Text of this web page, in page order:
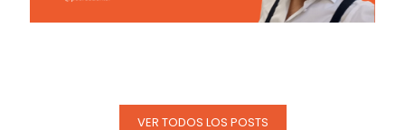
VER TODOS LOS POSTS